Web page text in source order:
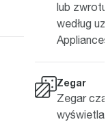
lub
według
Zegar
Zegar
wyświetla